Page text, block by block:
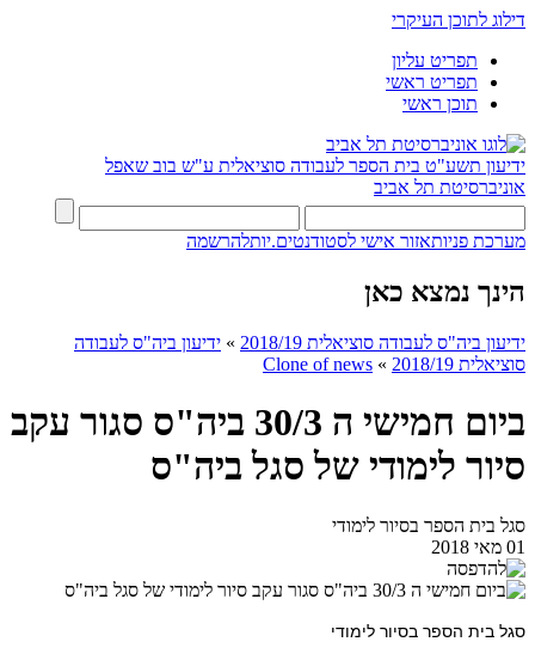
דילוג לתוכן העיקרי
תפריט עליון
תפריט ראשי
תוכן ראשי
ידיעון תשע"ט בית הספר לעבודה סוציאלית ע"ש בוב שאפל
אוניברסיטת תל אביב
מערכת פניותאזור אישי לסטודנטים.יותלהרשמה
הינך נמצא כאן
ידיעון ביה"ס לעבודה סוציאלית 2018/19 » ידיעון ביה"ס לעבודה
סוציאלית 2018/19
»
Clone of news
ביום חמישי ה 30/3 ביה"ס סגור עקב
סיור לימודי של סגל ביה"ס
סגל בית הספר בסיור לימודי
01 מאי 2018
סגל בית הספר בסיור לימודי